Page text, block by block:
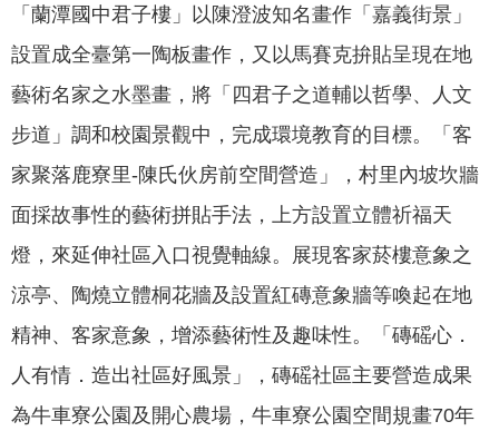
English
資
訊
安
全
策
隱
私
權
策
資
「蘭潭國中君子樓」以陳澄波知名畫作「嘉義街景」
設置成全臺第一陶板畫作，又以馬賽克拚貼呈現在地
藝術名家之水墨畫，將「四君子之道輔以哲學、人文
步道」調和校園景觀中，完成環境教育的目標。「客
家聚落鹿寮里-陳氏伙房前空間營造」，村里內坡坎牆
面採故事性的藝術拼貼手法，上方設置立體祈福天
燈，來延伸社區入口視覺軸線。展現客家菸樓意象之
涼亭、陶燒立體桐花牆及設置紅磚意象牆等喚起在地
精神、客家意象，增添藝術性及趣味性。「磚磘心．
人有情．造出社區好風景」，磚磘社區主要營造成果
為牛車寮公園及開心農場，牛車寮公園空間規畫70年